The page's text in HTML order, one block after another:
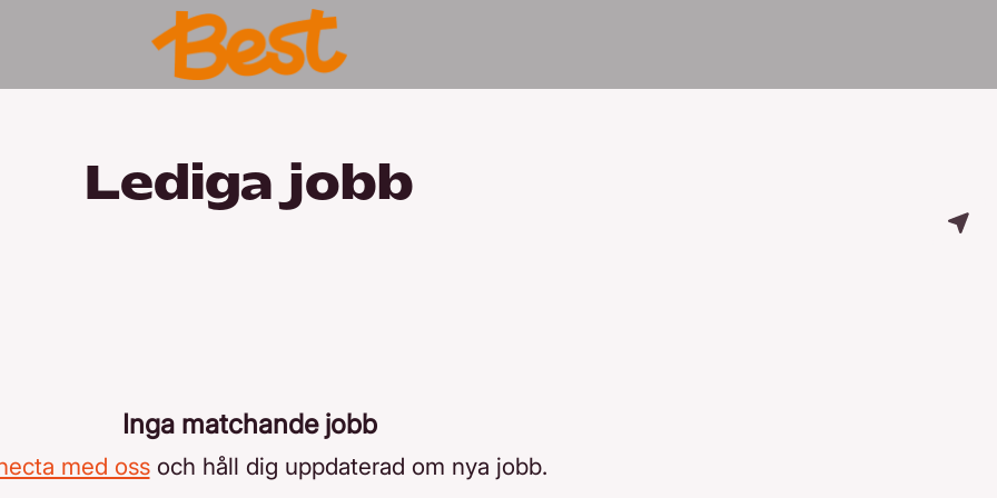
Lediga jobb
Inga matchande jobb
med ossoch håll dig uppdaterad om nya jobb.